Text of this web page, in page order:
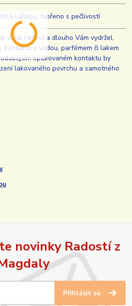
a Láskou, tvořeno s pečlivostí
dělal radost a dlouho Vám vydržel,
kontaktu s vodou, parfémem či lakem
opakovaném kontaktu by
lakovaného povrchu a samotného
novinky Radostí z
Přihlásit se